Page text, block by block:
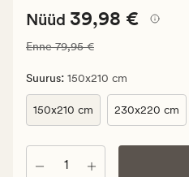
Nåværende
39,98
€.
Vanlig
pris_ee
79,95
€
Nåværende pris_ee
Nüüd 39,98 €
Vanlig pris_ee
Enne79,95 €
Suurus: 150x210 cm
150x210 cm 230x220 cm
Kogus